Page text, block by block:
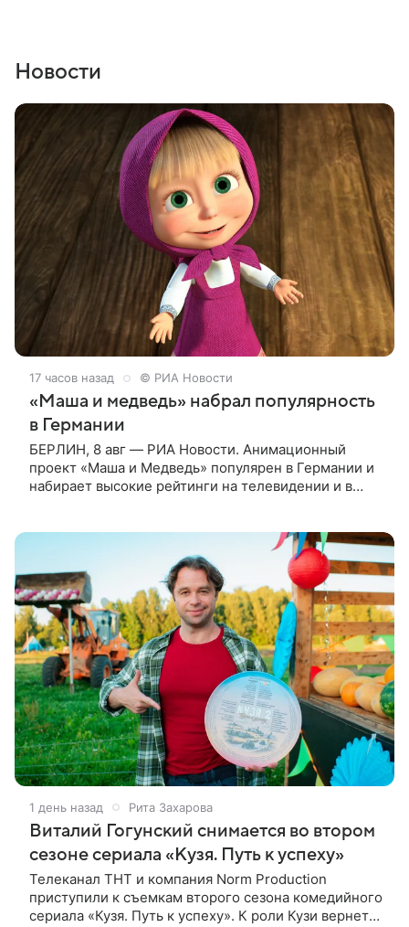
Новости
17 часов назад © РИА Новости
«Маша и медведь» набрал популярность
в Германии
БЕРЛИН, 8 авг — РИА Новости. Анимационный
проект «Маша и Медведь» популярен в Германии и
набирает высокие рейтинги на телевидении и в
1 день назад Рита Захарова
Виталий Гогунский снимается во втором
сезоне сериала «Кузя. Путь к успеху»
Телеканал ТНТ и компания Norm Production
приступили к съемкам второго сезона комедийного
сериала «Кузя. Путь к успеху». К роли Кузи вернется